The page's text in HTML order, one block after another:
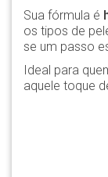
Sua fórmula é
os tipos de
se um passo
Ideal para
aquele toque